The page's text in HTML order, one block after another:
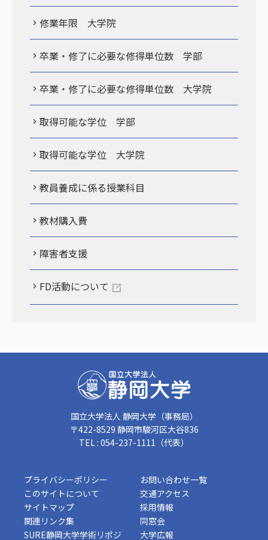
修業年限 大学院
卒業・修了に必要な修得単位数 学部
卒業・修了に必要な修得単位数 大学院
取得可能な学位 学部
取得可能な学位 大学院
教員養成に係る授業科目
教材購入費
障害者支援
FD活動について
国立大学法人 静岡大学（事務局）
〒422-8529 静岡市駿河区大谷836
TEL : 054-237-1111（代表）
プライバシーポリシー
このサイトについて
サイトマップ
関連リンク集
お問い合わせ一覧
交通アクセス
採用情報
同窓会
SURE静岡大学学術リポジ
大学広報